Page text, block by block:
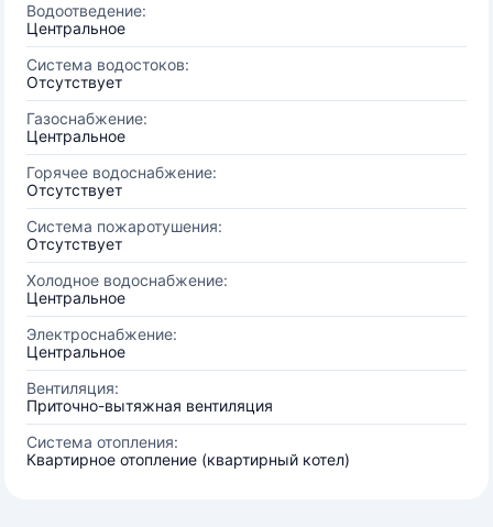
Водоотведение:
Центральное
Система водостоков:
Отсутствует
Газоснабжение:
Центральное
Горячее водоснабжение:
Отсутствует
Система пожаротушения:
Отсутствует
Холодное водоснабжение:
Центральное
Электроснабжение:
Центральное
Вентиляция:
Приточно-вытяжная вентиляция
Система отопления:
Квартирное отопление (квартирный котел)